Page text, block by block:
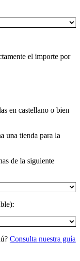
el importe por
en castellano o bien
una tienda para la
de la siguiente
Consulta nuestra guía